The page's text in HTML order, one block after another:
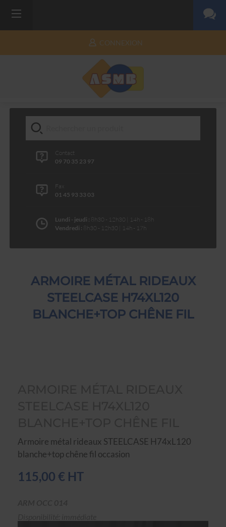
CONNEXION
Contact
09 70 35 23 97
Fax
01 45 93 33 03
Lundi - jeudi : 8h30 - 12h30 | 14h - 18h
Vendredi : 8h30 - 12h30 | 14h - 17h
ARMOIRE MÉTAL RIDEAUX
STEELCASE H74XL120
BLANCHE+TOP CHÊNE FIL
Armoire métal rideaux STEELCASE H74xL120
blanche+top chêne fil occasion
115,00 € HT